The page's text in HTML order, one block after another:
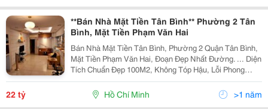
**Bán Nhà Mặt Tiền Tân Bình** Phường 2 Tân
Bình, Mặt Tiền Phạm Văn Hai
Bán Nhà Mặt Tiền Tân Bình, Phường 2 Quận Tân Bình,
Mặt Tiền Phạm Văn Hai, Đoạn Đẹp Nhất Đường. ... Diện
Tích Chuẩn Đẹp 100M2, Không Tóp Hậu, Lỗi Phong
Thủy. ... Mặt Tiền Nhà Phố 4 Tầng Kết Cấu Kiên Cố,
Nhà Mới Đẹp, Chắc Chắn; 5 Phòng...
22 tỷ Hồ Chí Minh >1 năm